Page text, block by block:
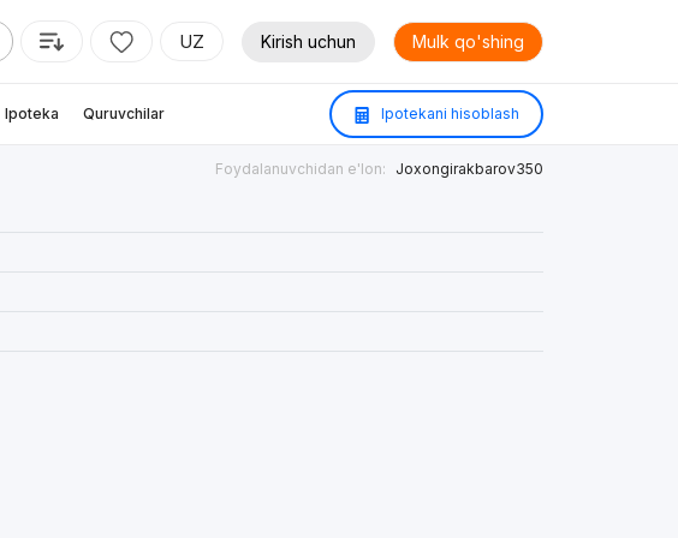
UZ Kirish uchun Mulk qo'shing
Ipoteka Quruvchilar Ipotekani hisoblash
Foydalanuvchidan e'lon: Joxongirakbarov350